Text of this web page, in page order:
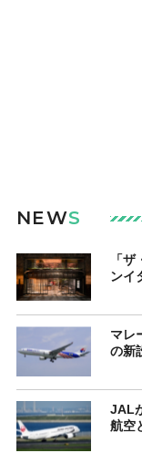
NEWS
「
ンイ
マレ
の新
JAL
航空